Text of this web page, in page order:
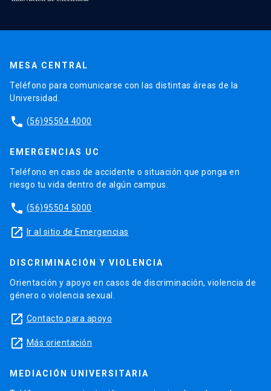
MESA CENTRAL
Teléfono para comunicarse con las distintas áreas de la
Universidad.
phone (56)95504 4000
EMERGENCIAS UC
Teléfono en caso de accidente o situación que ponga en
riesgo tu vida dentro de algún campus.
phone (56)95504 5000
launch Ir al sitio de Emergencias
DISCRIMINACIÓN Y VIOLENCIA
Orientación y apoyo en casos de discriminación, violencia de
género o violencia sexual.
launch Contacto para apoyo
launch Más orientación
MEDIACIÓN UNIVERSITARIA